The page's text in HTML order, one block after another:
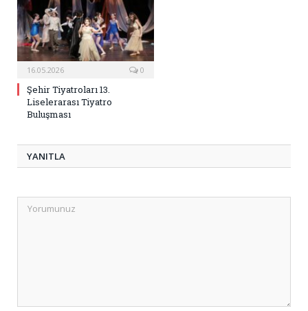
16.05.2026 0
Şehir Tiyatroları 13.
Liselerarası Tiyatro
Buluşması
YANITLA